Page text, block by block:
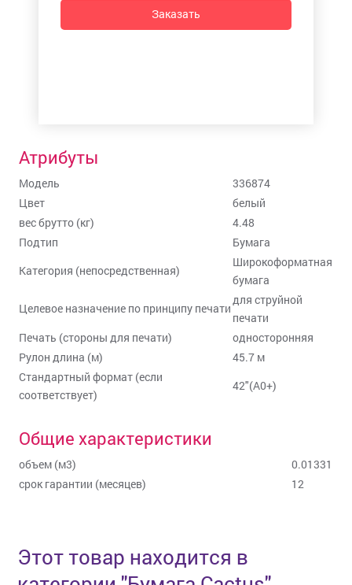
Заказать
Атрибуты
Модель
336874
Цвет
белый
вес брутто (кг)
4.48
Подтип
Бумага
Категория (непосредственная)
Широкоформатная
бумага
Целевое назначение по принципу печати
для струйной
печати
Печать (стороны для печати)
односторонняя
Рулон длина (м)
45.7 м
Стандартный формат (если
соответствует)
42"(A0+)
Общие характеристики
объем (м3)
0.01331
срок гарантии (месяцев)
12
Этот товар находится в